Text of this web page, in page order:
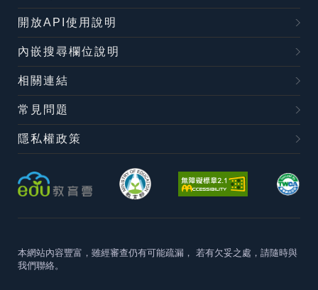
開放API使用說明
內嵌搜尋欄位說明
相關連結
常見問題
隱私權政策
本網站內容豐富，雖經審查仍有可能疏漏， 若有欠妥之處，請隨時與
我們聯絡。